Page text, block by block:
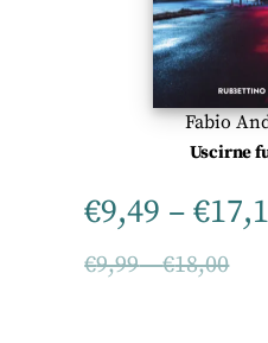
Fabio
Uscirne
€9,49 –€
€9,99–€18,00